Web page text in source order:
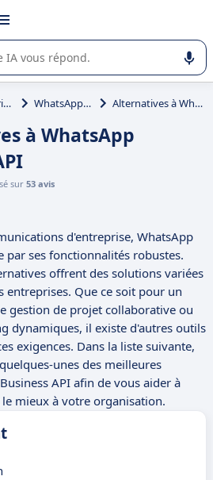
dans l'utilisation ou la sélection de
Messagerie instantanée WhatsApp Business API Alternatives à WhatsApp Business API
à WhatsApp
sur 53 avis
d'entreprise, WhatsApp
par ses fonctionnalités robustes.
offrent des solutions variées
entreprises. Que ce soit pour un
gestion de projet collaborative ou
dynamiques, il existe d'autres outils
exigences. Dans la liste suivante,
unes des meilleures
API afin de vous aider à
mieux à votre organisation.